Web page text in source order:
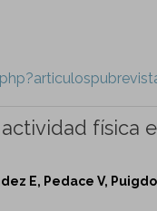
física
E, Pedace V,